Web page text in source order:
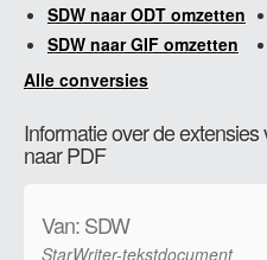
SDW naar ODT omzetten
SDW naar GIF omzetten
Alle conversies
Informatie over de
naar PDF
Van: SDW
StarWriter-tekstdocument